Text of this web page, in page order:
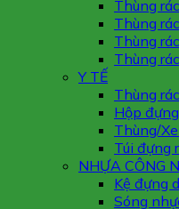
Thùng
Thùng
Thùng
Thùng
Y TẾ
Thùng
Hộp
Thùng/
Túi đựng
NHỰA CÔNG
Kệ đựng
Sóng